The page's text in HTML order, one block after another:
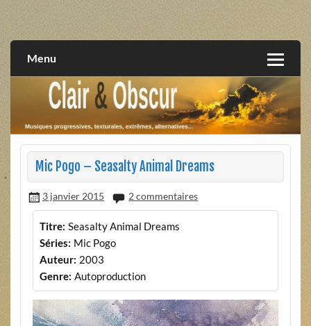
extrêmes, alternatives, texturales
Menu
Mic Pogo – Seasalty Animal Dreams
3 janvier 2015 2 commentaires
Titre: Seasalty Animal Dreams
Séries: Mic Pogo
Auteur: 2003
Genre: Autoproduction